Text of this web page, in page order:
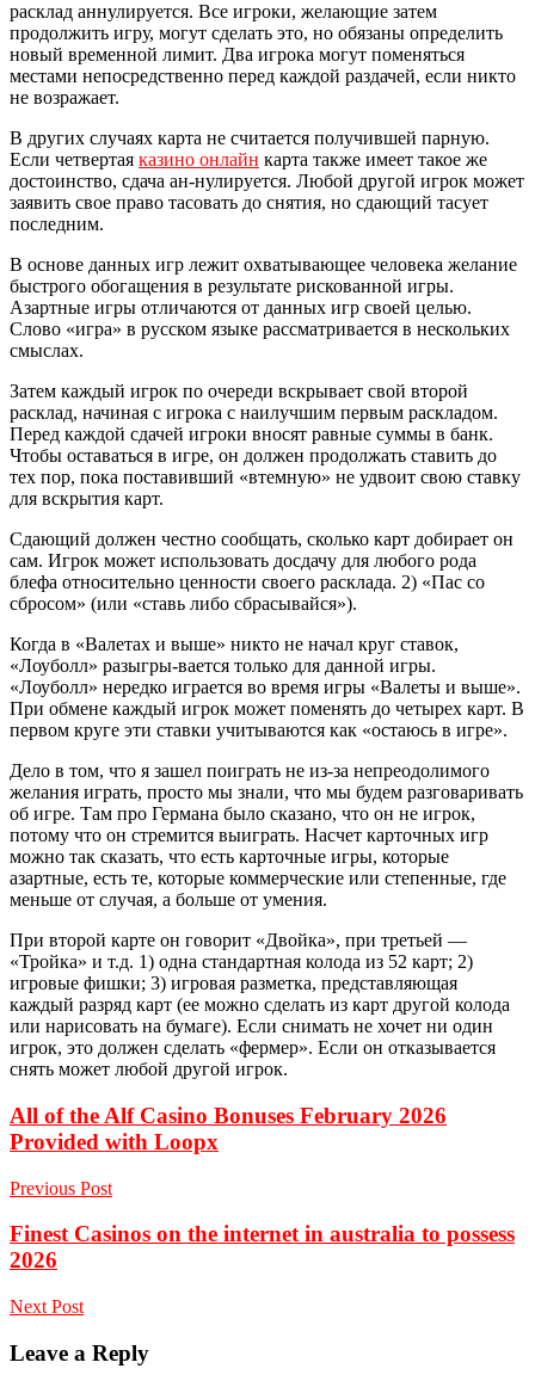
расклад аннулируется. Все игроки, желающие затем
продолжить игру, могут сделать это, но обязаны определить
новый временной лимит. Два игрока могут поменяться
местами непосредственно перед каждой раздачей, если никто
не возражает.
В других случаях карта не считается получившей парную.
Если четвертая казино онлайн карта также имеет такое же
достоинство, сдача ан-нулируется. Любой другой игрок может
заявить свое право тасовать до снятия, но сдающий тасует
последним.
В основе данных игр лежит охватывающее человека желание
быстрого обогащения в результате рискованной игры.
Азартные игры отличаются от данных игр своей целью.
Слово «игра» в русском языке рассматривается в нескольких
смыслах.
Затем каждый игрок по очереди вскрывает свой второй
расклад, начиная с игрока с наилучшим первым раскладом.
Перед каждой сдачей игроки вносят равные суммы в банк.
Чтобы оставаться в игре, он должен продолжать ставить до
тех пор, пока поставивший «втемную» не удвоит свою ставку
для вскрытия карт.
Сдающий должен честно сообщать, сколько карт добирает он
сам. Игрок может использовать досдачу для любого рода
блефа относительно ценности своего расклада. 2) «Пас со
сбросом» (или «ставь либо сбрасывайся»).
Когда в «Валетах и выше» никто не начал круг ставок,
«Лоуболл» разыгры-вается только для данной игры.
«Лоуболл» нередко играется во время игры «Валеты и выше».
При обмене каждый игрок может поменять до четырех карт. В
первом круге эти ставки учитываются как «остаюсь в игре».
Дело в том, что я зашел поиграть не из-за непреодолимого
желания играть, просто мы знали, что мы будем разговаривать
об игре. Там про Германа было сказано, что он не игрок,
потому что он стремится выиграть. Насчет карточных игр
можно так сказать, что есть карточные игры, которые
азартные, есть те, которые коммерческие или степенные, где
меньше от случая, а больше от умения.
При второй карте он говорит «Двойка», при третьей —
«Тройка» и т.д. 1) одна стандартная колода из 52 карт; 2)
игровые фишки; 3) игровая разметка, представляющая
каждый разряд карт (ее можно сделать из карт другой колода
или нарисовать на бумаге). Если снимать не хочет ни один
игрок, это должен сделать «фермер». Если он отказывается
снять может любой другой игрок.
All of the Alf Casino Bonuses February 2026
Provided with Loopx
Previous Post
Finest Casinos on the internet in australia to possess
2026
Next Post
Leave a Reply